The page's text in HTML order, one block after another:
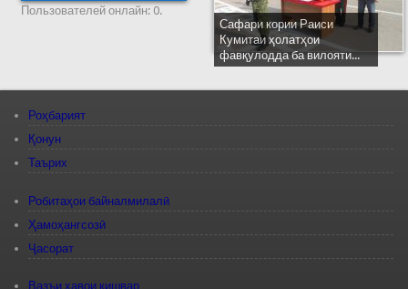
Пользователей онлайн: 0.
Сафари кории Раиси
Кумитаи ҳолатҳои
фавқулодда ба вилояти...
Роҳбарият
Қонун
Таърих
Робитаҳои байналмилалӣ
Ҳамоҳангсозӣ
Ҷасорат
Вазъи ҳавои кишвар